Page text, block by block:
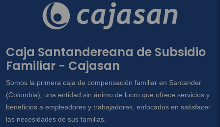
Caja Santandereana de Subsidio
Familiar - Cajasan
Somos la primera caja de compensación familiar en Santander
(Colombia); una entidad sin ánimo de lucro que ofrece servicios y
beneficios a empleadores y trabajadores, enfocados en satisfacer
las necesidades de sus familias.